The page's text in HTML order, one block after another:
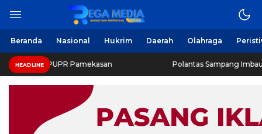
Beranda Nasional Hukrim Daerah Olahraga
HEADLINE
Pamekasan Polantas Sampang Imbau Latihan